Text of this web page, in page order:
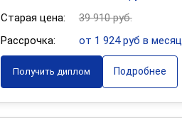
Старая цена:
39 910 руб.
Рассрочка:
от 1 924 руб в месяц
Получить диплом Подробнее